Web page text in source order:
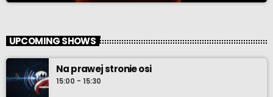
UPCOMING SHOWS
Na prawej stronie osi
15:00 - 15:30